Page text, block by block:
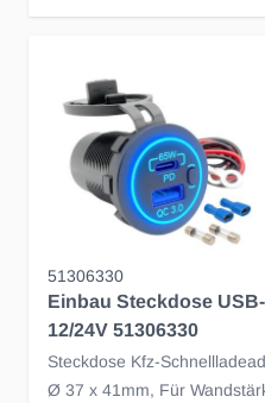
51306330
Einbau Steckdose
12/24V 51306330
Steckdose Kfz-
Ø 37 x 41mm, Für